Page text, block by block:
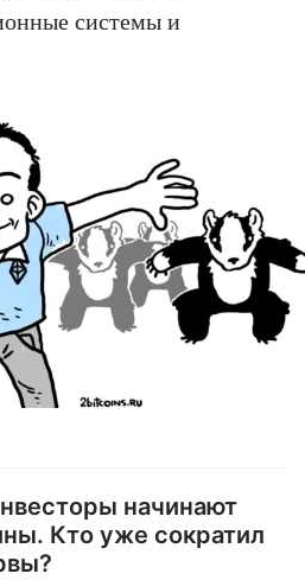
системы и
начинают
Кто уже сократил